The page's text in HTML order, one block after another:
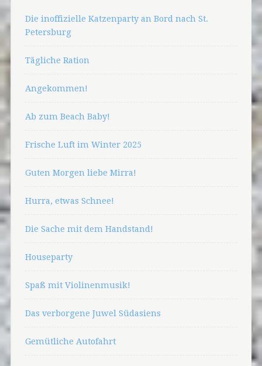
Die inoffizielle Katzenparty an Bord nach St.
Petersburg
Tägliche Ration
Angekommen!
Ab zum Beach Baby!
Frische Luft im Winter 2025
Guten Morgen liebe Mirra!
Hurra, etwas Schnee!
Die Sache mit dem Handstand!
Houseparty
Spaß mit Violinenmusik!
Das verborgene Juwel Südasiens
Gemütliche Autofahrt